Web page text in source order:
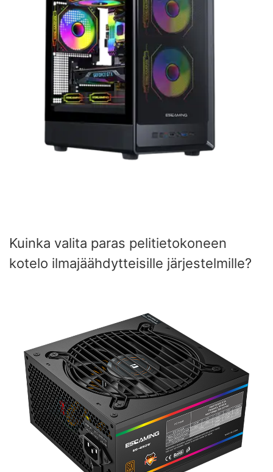
Kuinka valita paras pelitietokoneen
kotelo ilmajäähdytteisille järjestelmille?